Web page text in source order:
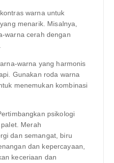
warna untuk
menarik. Misalnya,
warna cerah dengan
warna yang harmonis
Gunakan roda warna
menemukan kombinasi
psikologi
Merah
dan semangat, biru
dan kepercayaan,
keceriaan dan